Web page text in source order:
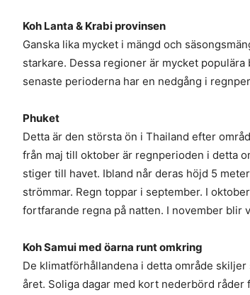
Koh Lanta & Krabi provinsen
Ganska lika mycket i mängd och
starkare. Dessa regioner är mycket
senaste perioderna har en nedgång i
Phuket
Detta är den största ön i Thailand efter
från maj till oktober är regnperioden i detta
stiger till havet. Ibland når deras höjd 5
strömmar. Regn toppar i september. I
fortfarande regna på natten. I november blir
Koh Samui med öarna runt omkring
De klimatförhållandena i detta område
året. Soliga dagar med kort nederbörd